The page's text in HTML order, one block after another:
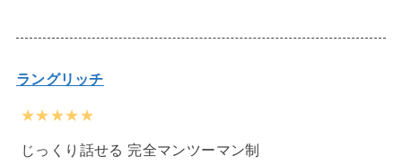
ラングリッチ
★★★★★
じっくり話せる 完全マンツーマン制